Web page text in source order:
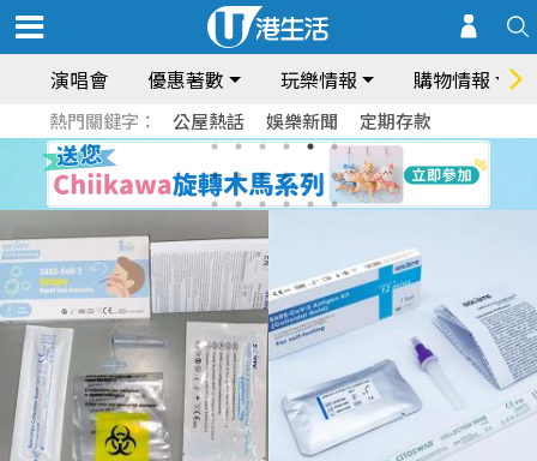
演唱會 優惠著數 玩樂情報 購物情報
熱門關鍵字： 公屋熱話 娛樂新聞 定期存款